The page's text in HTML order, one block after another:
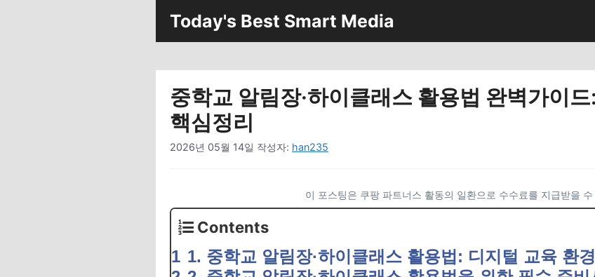
Today's Best Smart Media
중학교 알림장·하이클래스 활용법 완벽가이
핵심정리
2026년 05월 14일 작성자: han235
이 포스팅은 쿠팡 파트너스 활동의 일환으로 수수료를 지급받을
Contents
1. 중학교 알림장·하이클래스 활용법: 디지털 교육 환